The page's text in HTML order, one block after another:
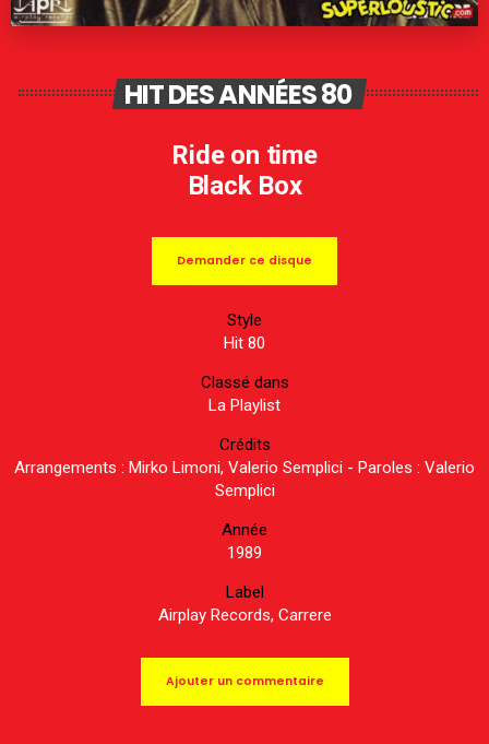
HIT DES ANNÉES 80
Ride on time
Black Box
Demander ce disque
Style
Hit 80
Classé dans
La Playlist
Crédits
Arrangements : Mirko Limoni, Valerio Semplici - Paroles : Valerio
Semplici
Année
1989
Label
Airplay Records, Carrere
Ajouter un commentaire